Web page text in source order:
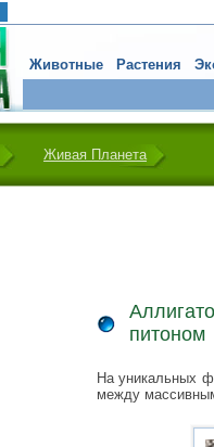
Животные Растения
Живая Планета
питоном
На уникальных
между